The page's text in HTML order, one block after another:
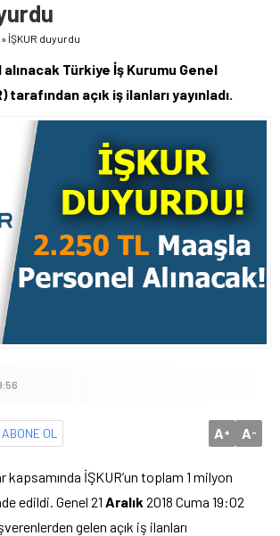
» İŞKUR duyurdu
Türkiye İş Kurumu Genel
tarafından açık iş ilanları yayınladı.
ABONE OL A+ A-
kapsamında İŞKUR’un toplam 1 milyon
edildi. Genel 21 Aralık 2018 Cuma 19:02
gelen açık iş ilanları